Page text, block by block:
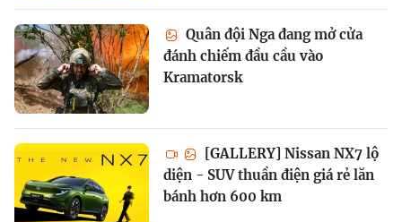
Quân đội Nga đang mở cửa
đánh chiếm đầu cầu vào
Kramatorsk
[GALLERY] Nissan NX7 lộ
diện - SUV thuần điện giá rẻ lăn
bánh hơn 600 km